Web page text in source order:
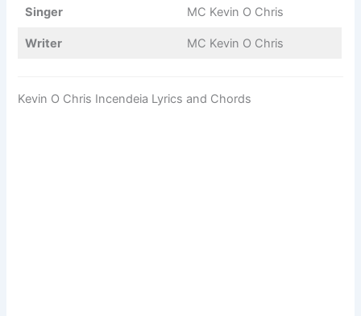
Singer MC Kevin O Chris
Writer MC Kevin O Chris
Kevin O Chris Incendeia Lyrics and Chords